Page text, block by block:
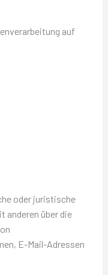
auf
oder juristische
anderen über die
E-Mail-Adressen